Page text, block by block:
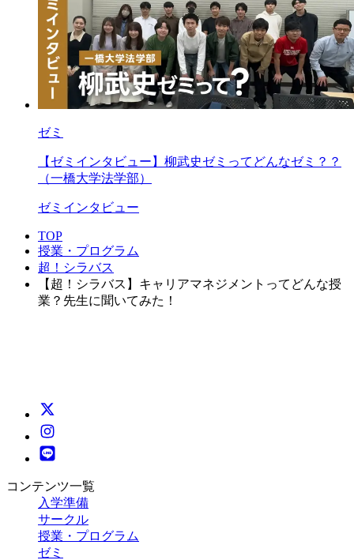
ゼミ
【ゼミインタビュー】柳武史ゼミってどんなゼミ？？
（一橋大学法学部）
ゼミインタビュー
TOP
授業・プログラム
超！シラバス
【超！シラバス】キャリアマネジメントってどんな授
業？先生に聞いてみた！
コンテンツ一覧
入学準備
サークル
授業・プログラム
ゼミ